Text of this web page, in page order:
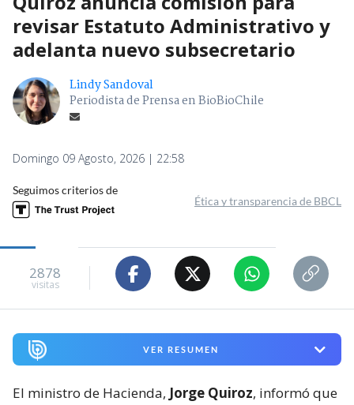
revisar Estatuto Administrativo y
adelanta nuevo subsecretario
Lindy Sandoval
Periodista de Prensa en BioBioChile
Domingo 09 Agosto, 2026 | 22:58
Seguimos criterios de
Ética y transparencia de BBCL
2878
visitas
VER RESUMEN
El ministro de Hacienda, Jorge Quiroz, informó que